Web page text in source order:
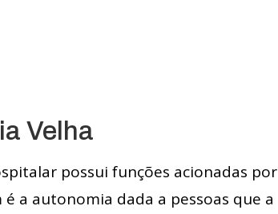
Velha
possui funções acionadas por
a autonomia dada a pessoas que a